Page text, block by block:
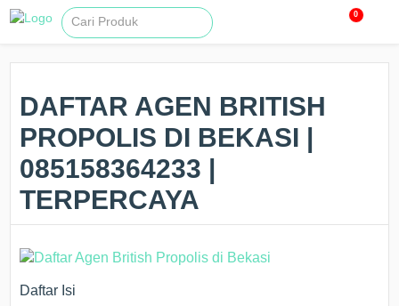
0
DAFTAR AGEN BRITISH
PROPOLIS DI BEKASI |
085158364233 |
TERPERCAYA
Daftar Isi